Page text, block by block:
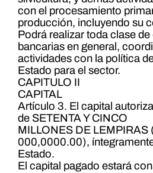
con el procesamiento
producción, incluyendo su
Podrá realizar toda clase
bancarias en general,
actividades con la política
Estado para el sector.
CAPITULO II
CAPITAL
Artículo 3. El capital
de SETENTA Y CINCO
MILLONES DE LEMPIRAS
000,0000.00),
Estado.
El capital pagado estará